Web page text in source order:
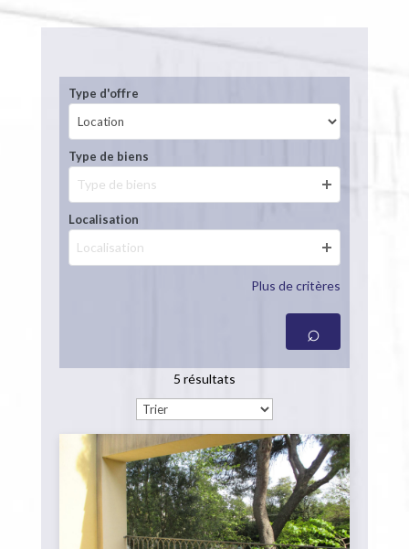
Type d'offre
Type de biens
Type de biens
Localisation
Localisation
Plus de critères
5 résultats